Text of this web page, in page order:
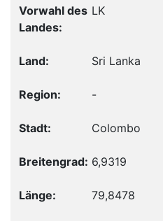
LK
Sri Lanka
-
Colombo
6,9319
79,8478